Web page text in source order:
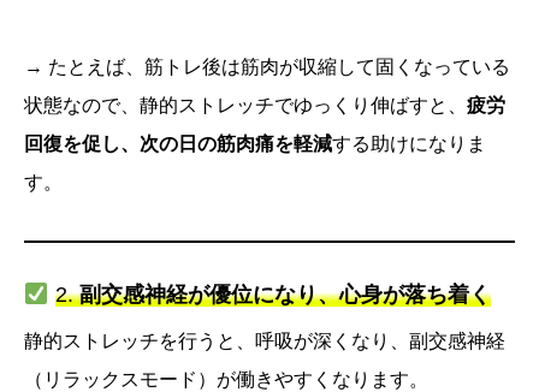
→ たとえば、筋トレ後は筋肉が収縮して固くなっている
状態なので、静的ストレッチでゆっくり伸ばすと、 疲労
回復を促し、次の日の筋肉痛を軽減する助けになりま
す。
2.副交感神経が優位になり、心身が落ち着く
静的ストレッチを行うと、呼吸が深くなり、副交感神経
（リラックスモード）が働きやすくなります。